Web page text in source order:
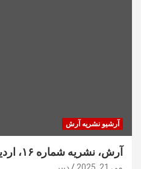
آرشیو نشریه آرش
آرش، نشریه شماره ۱۶، اردیبهشت ۱۳۷۱، مه ۱۹۹۲